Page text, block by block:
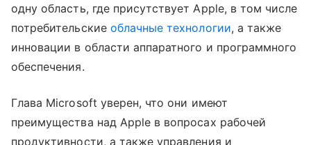
одну область, где присутствует Apple, в том числе
потребительские облачные технологии, а также
инновации в области аппаратного и программного
обеспечения.
Глава Microsoft уверен, что они имеют
преимущества над Apple в вопросах рабочей
продуктивности, а также управления и